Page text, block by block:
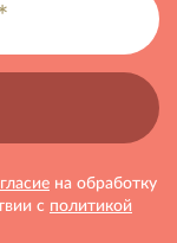
на обработку
с политикой